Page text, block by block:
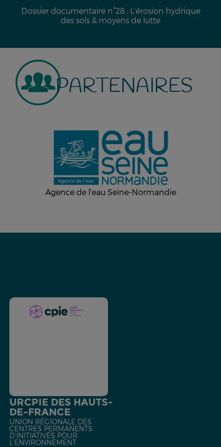
Dossier documentaire n°28 : L’érosion hydrique
des sols & moyens de lutte
PARTENAIRES
Agence de l'eau Seine-Normandie
URCPIE DES HAUTS-
DE-FRANCE
UNION RÉGIONALE DES
CENTRES PERMANENTS
D'INITIATIVES POUR
L'ENVIRONNEMENT